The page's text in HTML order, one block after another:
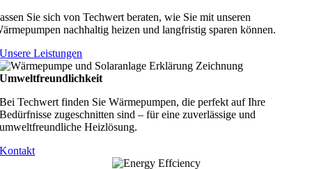
Sie sich von Techwert beraten, wie Sie mit unseren
nachhaltig heizen und langfristig sparen können.
Unsere Leistungen
Umweltfreundlichkeit
Bei Techwert finden Sie Wärmepumpen, die perfekt auf Ihre
Bedürfnisse zugeschnitten sind – für eine zuverlässige und
umweltfreundliche Heizlösung.
Kontakt